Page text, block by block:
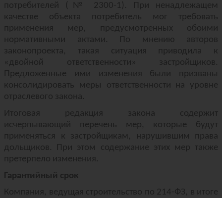
потребителей (№ 2300-1) . При ненадлежащем
качестве объекта потребитель мог требовать
применения мер, предусмотренных обоими
нормативными актами. По мнению авторов
законопроекта, такая ситуация приводила к
«двойной ответственности» застройщиков.
Предложенные ими изменения были призваны
консолидировать меры ответственности на уровне
отраслевого закона.
Итоговая редакция закона содержит
исчерпывающий перечень мер, которые будут
применяться к застройщикам, нарушившим права
дольщиков. При этом содержание этих мер также
претерпело изменения.
Гарантийный срок
Компания, ведущая строительство по 214-ФЗ, в итоге